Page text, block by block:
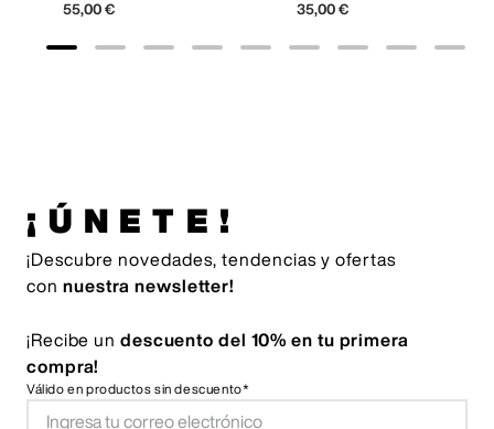
55,00 € 35,00 €
¡ÚNETE!
¡Descubre novedades, tendencias y ofertas
con nuestra newsletter!
¡Recibe un descuento del 10% en tu primera
compra!
Válido en productos sin descuento*